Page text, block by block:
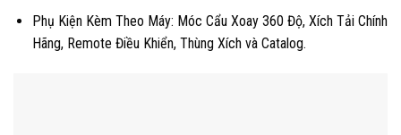
Phụ Kiện Kèm Theo Máy: Móc Cẩu Xoay 360 Độ, Xích Tải Chính
Hãng, Remote Điều Khiển, Thùng Xích và Catalog.